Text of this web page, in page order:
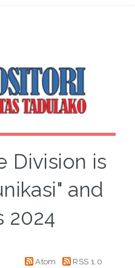
Division is
and
2024
Atom
RSS 1.0